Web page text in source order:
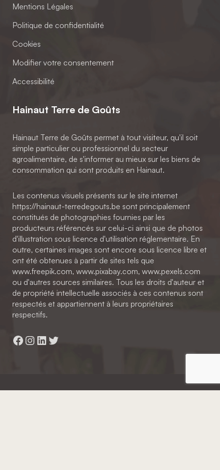
Mentions Légales
Politique de confidentialité
Cookies
Modifier votre consentement
Accessibilité
Hainaut Terre de Goûts
Hainaut Terre de Goûts permet à tout visiteur, qu'il soit
simple particulier ou professionnel du secteur
agroalimentaire, de s'informer au mieux sur les biens de
consommation qui sont produits en Hainaut.
Les contenus visuels présents sur le site internet
https://hainaut-terredegouts.be sont principalement
constitués de photographies fournies par les
producteurs référencés sur celui-ci ainsi que de photos
d'illustration sous licence d'utilisation réglementaire. En
outre, certaines images sont encore sous licence libre et
ont été obtenues à partir de sites tels que
www.freepik.com, www.pixabay.com, www.pexels.com
ou d'autres sources similaires. Tous les droits d'auteur et
de propriété intellectuelle associés à ces contenus sont
respectés et appartiennent à leurs propriétaires
respectifs.
Facebook
Instagram
LinkedIn
Twitter